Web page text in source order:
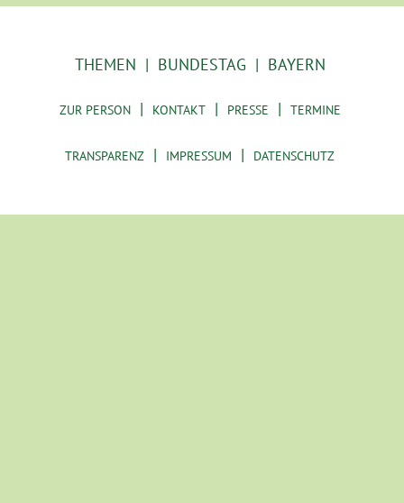
THEMEN BUNDESTAG BAYERN
ZUR PERSON KONTAKT PRESSE TERMINE
TRANSPARENZ IMPRESSUM DATENSCHUTZ